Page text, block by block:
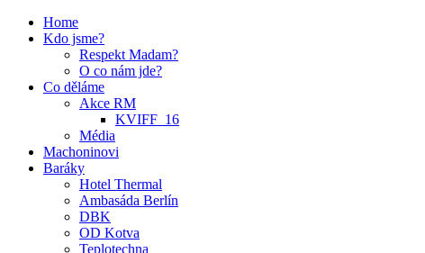
Skip
Home
Kdo jsme?
Respekt Madam?
O co nám jde?
Co děláme
Akce RM
KVIFF_16
Média
Machoninovi
Baráky
Hotel Thermal
Ambasáda Berlín
DBK
OD Kotva
Teplotechna